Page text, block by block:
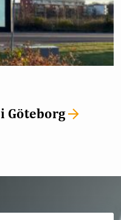
Göteborg